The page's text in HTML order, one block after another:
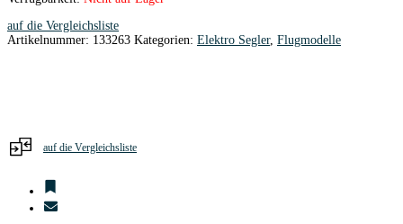
auf die Vergleichsliste
Artikelnummer: 133263 Kategorien: Elektro Segler, Flugmodelle
auf die Vergleichsliste